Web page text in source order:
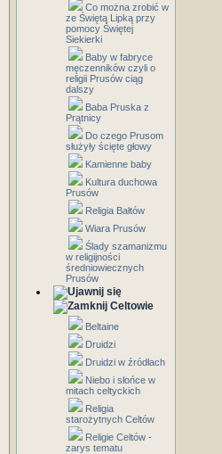
Co można zrobić w
ze Świętą Lipką przy
pomocy Świętej
Siekierki
Baby w fabryce
męczenników czyli o
religii Prusów ciąg
dalszy
Baba Pruska z
Prątnicy
Do czego Prusom
służyły ścięte głowy
Kamienne baby
Kultura duchowa
Prusów
Religia Bałtów
Wiara Prusów
Ślady szamanizmu
w religijności
średniowiecznych
Prusów
Celtowie
Beltaine
Druidzi
Druidzi w źródłach
Niebo i słońce w
mitach celtyckich
Religia
starożytnych Celtów
Religie Celtów -
zarys tematu